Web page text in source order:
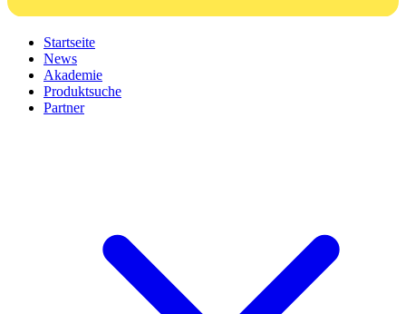
Startseite
News
Akademie
Produktsuche
Partner